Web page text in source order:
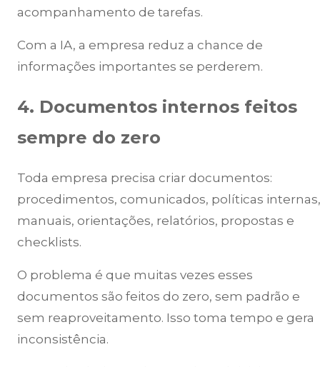
acompanhamento de tarefas.
Com a IA, a empresa reduz a chance de
informações importantes se perderem.
4. Documentos internos feitos
sempre do zero
Toda empresa precisa criar documentos:
procedimentos, comunicados, políticas internas,
manuais, orientações, relatórios, propostas e
checklists.
O problema é que muitas vezes esses
documentos são feitos do zero, sem padrão e
sem reaproveitamento. Isso toma tempo e gera
inconsistência.